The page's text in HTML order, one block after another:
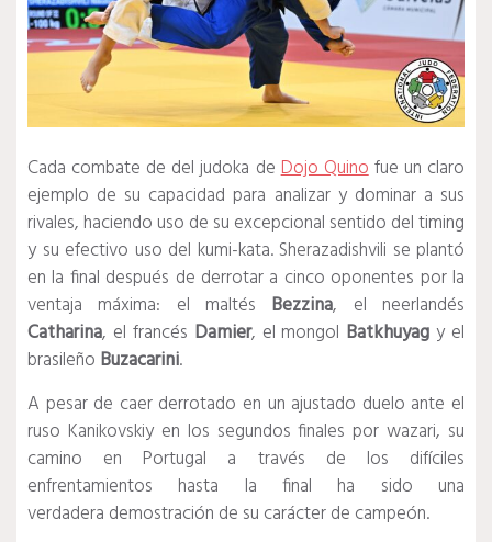
Cada combate de del judoka deDojo Quinofue un claro
ejemplo de su capacidad para analizar y dominar a sus
rivales, haciendo uso de su excepcional sentido del timing
y su efectivo uso del kumi-kata. Sherazadishvili se plantó
en la final después de derrotar a cinco oponentes por la
ventaja máxima: el maltés Bezzina, el neerlandés
Catharina, el francés Damier, el mongol Batkhuyag y el
brasileño Buzacarini.
A pesar de caer derrotado en un ajustado duelo ante el
ruso Kanikovskiy en los segundos finales por wazari, su
camino en Portugal a través de los difíciles
enfrentamientos hasta la final ha sido una
verdadera demostración de su carácter de campeón.